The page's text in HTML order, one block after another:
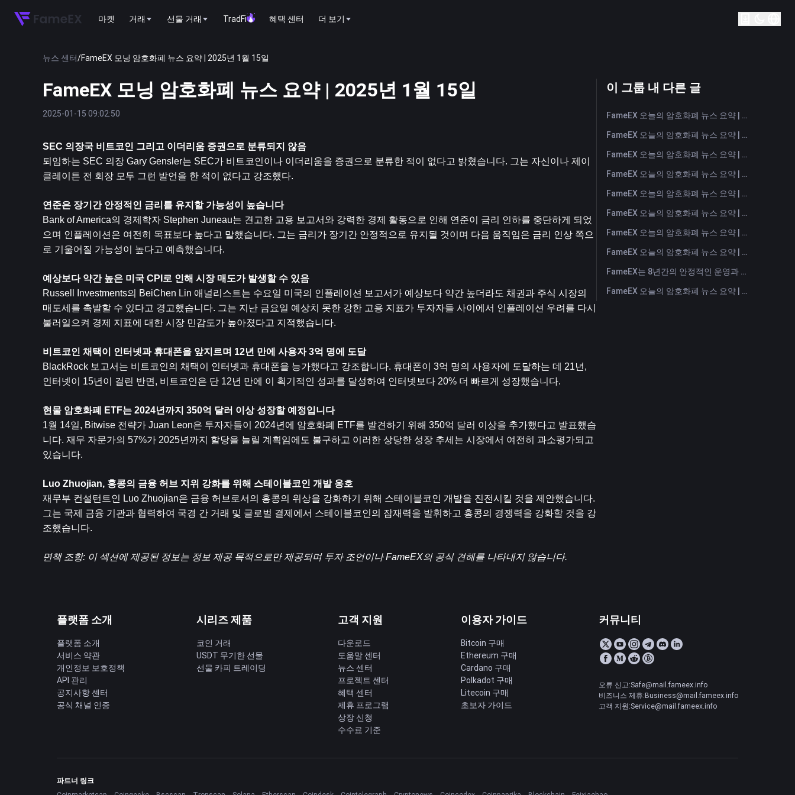
마켓 거래 선물 거래 TradFi 혜택 센터 더 보기
뉴스 센터/FameEX 모닝 암호화폐 뉴스 요약 | 2025년 1월 15일
FameEX 모닝 암호화폐 뉴스 요약 | 2025년 1월 15일
2025-01-15 09:02:50
SEC 의장국 비트코인 그리고 이더리움 증권으로 분류되지 않음
퇴임하는 SEC 의장 Gary Gensler는 SEC가 비트코인이나 이더리움을 증권으로 분류한 적이 없다고 밝혔습니다. 그는 자신이나 제이
클레이튼 전 회장 모두 그런 발언을 한 적이 없다고 강조했다.
연준은 장기간 안정적인 금리를 유지할 가능성이 높습니다
Bank of America의 경제학자 Stephen Juneau는 견고한 고용 보고서와 강력한 경제 활동으로 인해 연준이 금리 인하를 중단하게 되었
으며 인플레이션은 여전히 ​​목표보다 높다고 말했습니다. 그는 금리가 장기간 안정적으로 유지될 것이며 다음 움직임은 금리 인상 쪽으
로 기울어질 가능성이 높다고 예측했습니다.
예상보다 약간 높은 미국 CPI로 인해 시장 매도가 발생할 수 있음
Russell Investments의 BeiChen Lin 애널리스트는 수요일 미국의 인플레이션 보고서가 예상보다 약간 높더라도 채권과 주식 시장의
매도세를 촉발할 수 있다고 경고했습니다. 그는 지난 금요일 예상치 못한 강한 고용 지표가 투자자들 사이에서 인플레이션 우려를 다시
불러일으켜 경제 지표에 대한 시장 민감도가 높아졌다고 지적했습니다.
비트코인 채택이 인터넷과 휴대폰을 앞지르며 12년 만에 사용자 3억 명에 도달
BlackRock 보고서는 비트코인의 채택이 인터넷과 휴대폰을 능가했다고 강조합니다. 휴대폰이 3억 명의 사용자에 도달하는 데 21년,
인터넷이 15년이 걸린 반면, 비트코인은 단 12년 만에 이 획기적인 성과를 달성하여 인터넷보다 20% 더 빠르게 성장했습니다.
현물 암호화폐 ETF는 2024년까지 350억 달러 이상 성장할 예정입니다
1월 14일, Bitwise 전략가 Juan Leon은 투자자들이 2024년에 암호화폐 ETF를 발견하기 위해 350억 달러 이상을 추가했다고 발표했습
니다. 재무 자문가의 57%가 2025년까지 할당을 늘릴 계획임에도 불구하고 이러한 상당한 성장 추세는 시장에서 여전히 과소평가되고
있습니다.
Luo Zhuojian, 홍콩의 금융 허브 지위 강화를 위해 스테이블코인 개발 옹호
재무부 컨설턴트인 Luo Zhuojian은 금융 허브로서의 홍콩의 위상을 강화하기 위해 스테이블코인 개발을 진전시킬 것을 제안했습니다.
그는 국제 금융 기관과 협력하여 국경 간 거래 및 글로벌 결제에서 스테이블코인의 잠재력을 발휘하고 홍콩의 경쟁력을 강화할 것을 강
조했습니다.
면책 조항: 이 섹션에 제공된 정보는 정보 제공 목적으로만 제공되며 투자 조언이나 FameEX의 공식 견해를 나타내지 않습니다.
이 그룹 내 다른 글
FameEX 오늘의 암호화폐 뉴스 요약 | 2026년 8월 7일
FameEX 오늘의 암호화폐 뉴스 요약 | 2026년 8월 6일
FameEX 오늘의 암호화폐 뉴스 요약 | 2026년 8월 5일
FameEX 오늘의 암호화폐 뉴스 요약 | 2026년 8월 4일
FameEX 오늘의 암호화폐 뉴스 요약 | 2026년 8월 3일
FameEX 오늘의 암호화폐 뉴스 요약 | 2026년 7월 31일
FameEX 오늘의 암호화폐 뉴스 요약 | 2026년 7월 30일
FameEX 오늘의 암호화폐 뉴스 요약 | 2026년 7월 29일
FameEX는 8년간의 안정적인 운영과 글로벌 성장을 통해 사용자 신뢰를 더욱 강화했습니다
FameEX 오늘의 암호화폐 뉴스 요약 | 2026년 7월 28일
플랫폼 소개
플랫폼 소개
서비스 약관
개인정보 보호정책
API 관리
공지사항 센터
공식 채널 인증
시리즈 제품
코인 거래
USDT 무기한 선물
선물 카피 트레이딩
고객 지원
다운로드
도움말 센터
뉴스 센터
프로젝트 센터
혜택 센터
제휴 프로그램
상장 신청
수수료 기준
이용자 가이드
Bitcoin 구매
Ethereum 구매
Cardano 구매
Polkadot 구매
Litecoin 구매
초보자 가이드
커뮤니티
오류 신고:Safe@mail.fameex.info
비즈니스 제휴:Business@mail.fameex.info
고객 지원:Service@mail.fameex.info
파트너 링크